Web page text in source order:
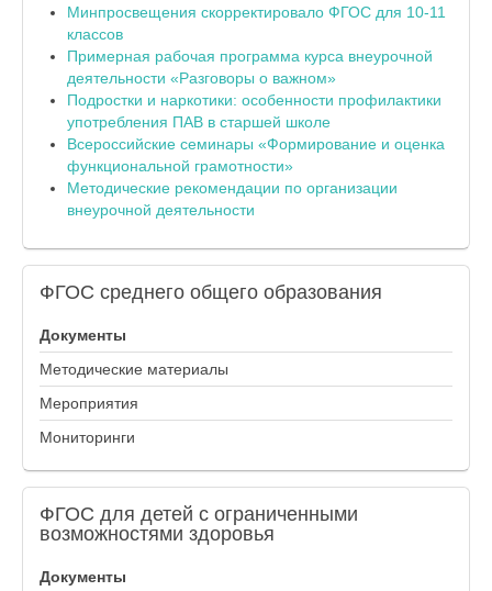
Минпросвещения скорректировало ФГОС для 10-11
классов
Примерная рабочая программа курса внеурочной
деятельности «Разговоры о важном»
Подростки и наркотики: особенности профилактики
употребления ПАВ в старшей школе
Всероссийские семинары «Формирование и оценка
функциональной грамотности»
Методические рекомендации по организации
внеурочной деятельности
ФГОС среднего общего образования
Документы
Методические материалы
Мероприятия
Мониторинги
ФГОС для детей с ограниченными
возможностями здоровья
Документы